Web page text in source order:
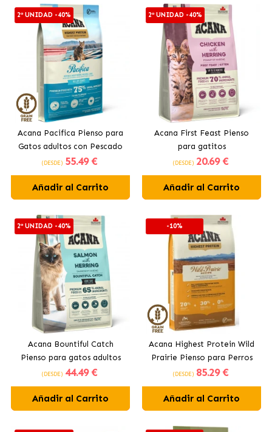
2ª UNIDAD -40%
Acana Pacifica Pienso para
Gatos adultos con Pescado
(DESDE) 55.49 €
Añadir al Carrito
2ª UNIDAD -40%
Acana First Feast Pienso
para gatitos
(DESDE) 20.69 €
Añadir al Carrito
2ª UNIDAD -40%
Acana Bountiful Catch
Pienso para gatos adultos
con salmón salvaje
(DESDE) 44.49 €
Añadir al Carrito
-10%
Acana Highest Protein Wild
Prairie Pienso para Perros
Adultos
(DESDE) 85.29 €
Añadir al Carrito